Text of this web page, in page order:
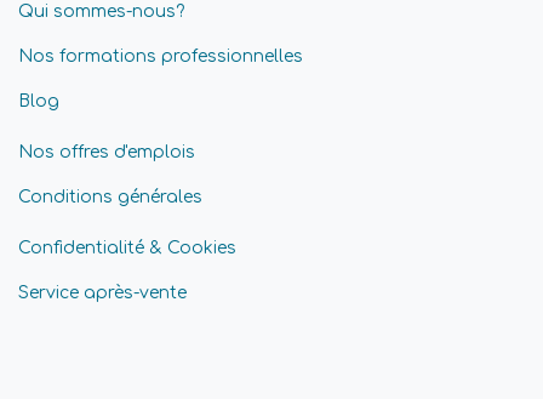
Qui sommes-nous?
Nos formations professionnelles
Blog
Nos offres d'emplois
Conditions générales
Confidentialité & Cookies
Service après-vente